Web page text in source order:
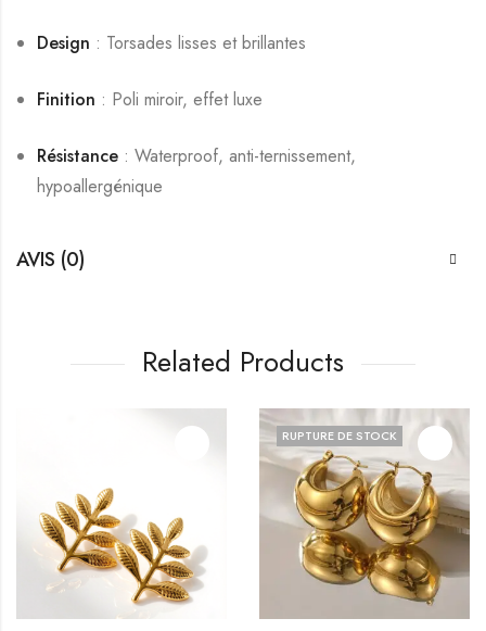
Design : Torsades lisses et brillantes
Finition : Poli miroir, effet luxe
Résistance : Waterproof, anti-ternissement,
hypoallergénique
AVIS (0)
Related Products
RUPTURE DE STOCK